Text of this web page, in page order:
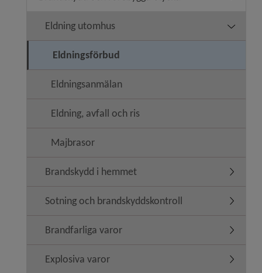
Eldning utomhus
Eldningsförbud
Eldningsanmälan
Eldning, avfall och ris
Majbrasor
Brandskydd i hemmet
Sotning och brandskyddskontroll
Brandfarliga varor
Explosiva varor